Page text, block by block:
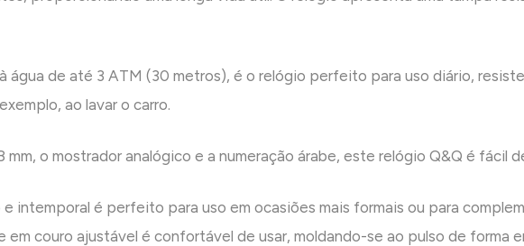
água de até 3 ATM (30 metros), é o relógio perfeito para uso diário,
ao lavar o carro.
mm, o mostrador analógico e a numeração árabe, este relógio Q&Q é fácil
intemporal é perfeito para uso em ocasiões mais formais ou para
em couro ajustável é confortável de usar, moldando-se ao pulso de forma